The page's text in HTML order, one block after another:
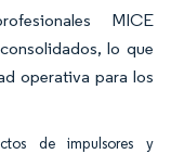
MICE
lo que
operativa para los
de impulsores y